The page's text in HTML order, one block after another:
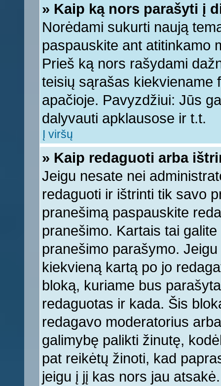
» Kaip ką nors parašyti į
Norėdami sukurti naują
paspauskite ant atitinkamo
Prieš ką nors rašydami
teisių sąrašas kiekviename
apačioje. Pavyzdžiui: Jūs
dalyvauti apklausose ir t.t.
Į viršų
» Kaip redaguoti arba
Jeigu nesate nei
redaguoti ir ištrinti tik savo
pranešimą paspauskite
pranešimo. Kartais tai
pranešimo parašymo.
kiekvieną kartą po jo
bloką, kuriame bus
redaguotas ir kada. Šis
redagavo moderatorius
galimybę palikti žinutę,
pat reikėtų žinoti, kad
jeigu į jį kas nors jau atsakė.